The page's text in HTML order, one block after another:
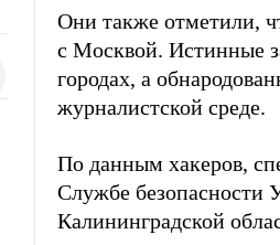
Они также отметили,
с Москвой. Истинные
городах, а
журналистской среде.
По данным хакеров,
Службе безопасности
Калининградской